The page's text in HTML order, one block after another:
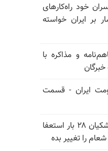
خود راه‌کارهای
بر ایران خواسته
و مذاکره با
خبرگان
ایران - قسمت
سرکرده حزب‌الله رژیم: پزشکیان ۲۸ بار استعفا
را تغییر بده